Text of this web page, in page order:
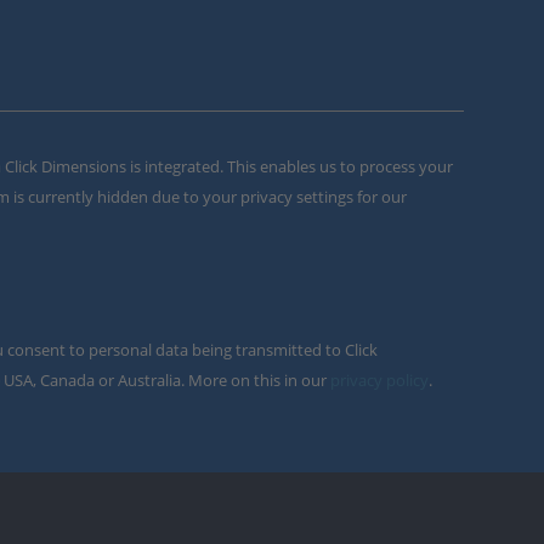
Dimensions is integrated. This enables us to process your
is currently hidden due to your privacy settings for our
to personal data being transmitted to Click
Canada or Australia. More on this in our
.